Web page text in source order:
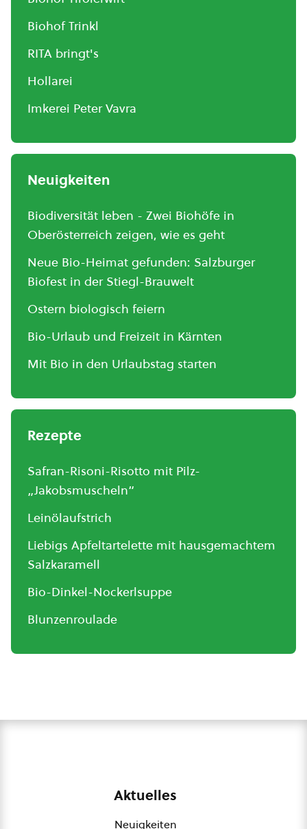
Biohof Trinkl
RITA bringt's
Hollarei
Imkerei Peter Vavra
Neuigkeiten
Biodiversität leben - Zwei Biohöfe in
Oberösterreich zeigen, wie es geht
Neue Bio-Heimat gefunden: Salzburger
Biofest in der Stiegl-Brauwelt
Ostern biologisch feiern
Bio-Urlaub und Freizeit in Kärnten
Mit Bio in den Urlaubstag starten
Rezepte
Safran-Risoni-Risotto mit Pilz-
„Jakobsmuscheln“
Leinölaufstrich
Liebigs Apfeltartelette mit hausgemachtem
Salzkaramell
Bio-Dinkel-Nockerlsuppe
Blunzenroulade
Aktuelles
Neuigkeiten